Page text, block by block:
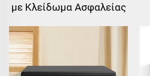
με Κλείδωμα Ασφαλείας